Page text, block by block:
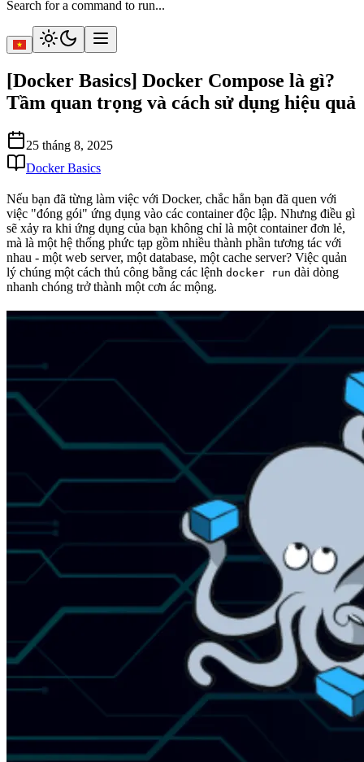
Search for a command to run...
[Docker Basics] Docker Compose là gì?
Tầm quan trọng và cách sử dụng hiệu quả
25 tháng 8, 2025
Docker Basics
Nếu bạn đã từng làm việc với Docker, chắc hẳn bạn đã quen với
việc "đóng gói" ứng dụng vào các container độc lập. Nhưng điều gì
sẽ xảy ra khi ứng dụng của bạn không chỉ là một container đơn lẻ,
mà là một hệ thống phức tạp gồm nhiều thành phần tương tác với
nhau - một web server, một database, một cache server? Việc quản
lý chúng một cách thủ công bằng các lệnh docker run dài dòng
nhanh chóng trở thành một cơn ác mộng.